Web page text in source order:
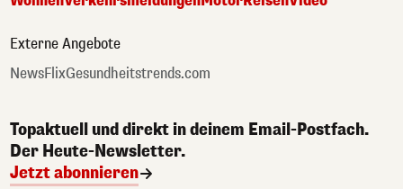
Externe Angebote
NewsFlixGesundheitstrends.com
Topaktuell und direkt in deinem Email-Postfach.
Der Heute-Newsletter.
Jetzt abonnieren